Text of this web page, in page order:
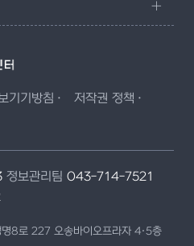
기기방침
저작권 정책
정보관리팀 043-714-7521
8로 227 오송바이오프라자 4·5층